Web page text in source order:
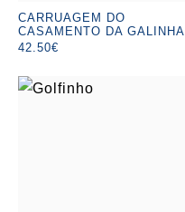
CARRUAGEM DO
CASAMENTO DA GALINHA
42.50€